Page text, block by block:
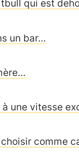
qui est
un bar…
une vitesse
comme